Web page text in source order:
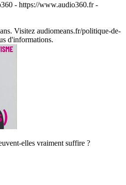
- https://www.audio360.fr -
Visitez audiomeans.fr/politique-de-
d'informations.
elles vraiment suffire ?